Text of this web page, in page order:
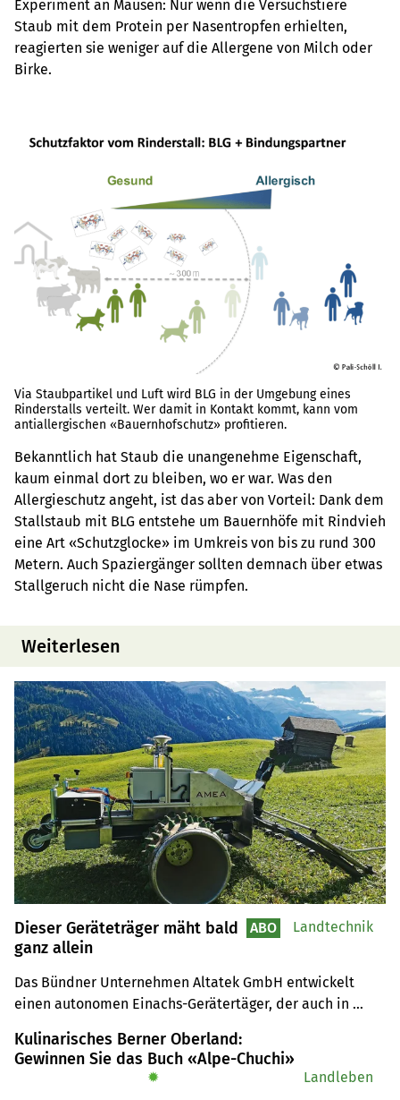
Experiment an Mäusen: Nur wenn die Versuchstiere
Staub mit dem Protein per Nasentropfen erhielten,
reagierten sie weniger auf die Allergene von Milch oder
Birke.
Via Staubpartikel und Luft wird BLG in der Umgebung eines
Rinderstalls verteilt. Wer damit in Kontakt kommt, kann vom
antiallergischen «Bauernhofschutz» profitieren.
Bekanntlich hat Staub die unangenehme Eigenschaft,
kaum einmal dort zu bleiben, wo er war. Was den
Allergieschutz angeht, ist das aber von Vorteil: Dank dem
Stallstaub mit BLG entstehe um Bauernhöfe mit Rindvieh
eine Art «Schutzglocke» im Umkreis von bis zu rund 300
Metern. Auch Spaziergänger sollten demnach über etwas
Stallgeruch nicht die Nase rümpfen.
Weiterlesen
Dieser Geräteträger mäht bald
ganz allein
Das Bündner Unternehmen Altatek GmbH entwickelt
einen autonomen Einachs-Gerätertäger, der auch in
starken Partner mit ins Boot geholt.
ABO Landtechnik
Kulinarisches Berner Oberland:
Gewinnen Sie das Buch «Alpe-Chuchi»
✹ Landleben